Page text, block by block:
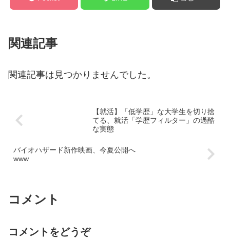
関連記事
関連記事は見つかりませんでした。
【就活】「低学歴」な大学生を切り捨
てる、就活「学歴フィルター」の過酷
な実態
バイオハザード新作映画、今夏公開へ
www
コメント
コメントをどうぞ